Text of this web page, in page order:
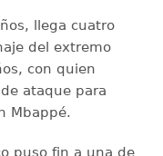
llega cuatro
del extremo
con quien
ataque para
Mbappé.
puso fin a una de